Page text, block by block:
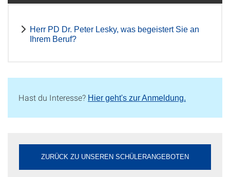
Herr PD Dr. Peter Lesky, was begeistert Sie an
Ihrem Beruf?
Hast du Interesse? Hier geht's zur Anmeldung.
ZURÜCK ZU UNSEREN SCHÜLERANGEBOTEN